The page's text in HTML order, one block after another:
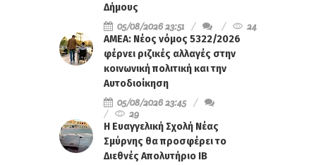
Δήμους
05/08/2026 23:51
24
ΑΜΕΑ: Νέος νόμος 5322/2026
φέρνει ριζικές αλλαγές στην
κοινωνική πολιτική και την
Αυτοδιοίκηση
05/08/2026 23:45
29
Η Ευαγγελική Σχολή Νέας
Σμύρνης θα προσφέρει το
Διεθνές Απολυτήριο IB